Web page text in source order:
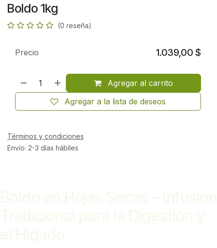
Boldo 1kg
(0 reseña)
Agregar al carrito
Agregar a la lista de deseos
Precio 1.039,00 $
Términos y condiciones
Envío: 2-3 días hábiles